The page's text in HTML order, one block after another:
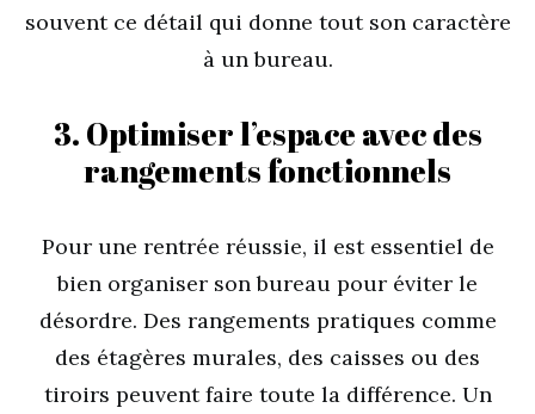
souvent ce détail qui donne tout son caractère
à un bureau.
3. Optimiser l’espace avec des
rangements fonctionnels
Pour une rentrée réussie, il est essentiel de
bien organiser son bureau pour éviter le
désordre. Des rangements pratiques comme
des étagères murales, des caisses ou des
tiroirs peuvent faire toute la différence. Un